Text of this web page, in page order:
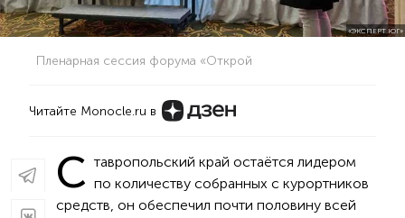
«ЭКСПЕРТ ЮГ»
Пленарная сессия форума «Открой
Читайте Monocle.ru в
С тавропольский край остаётся лидером
по количеству собранных с курортников
средств, он обеспечил почти половину всей